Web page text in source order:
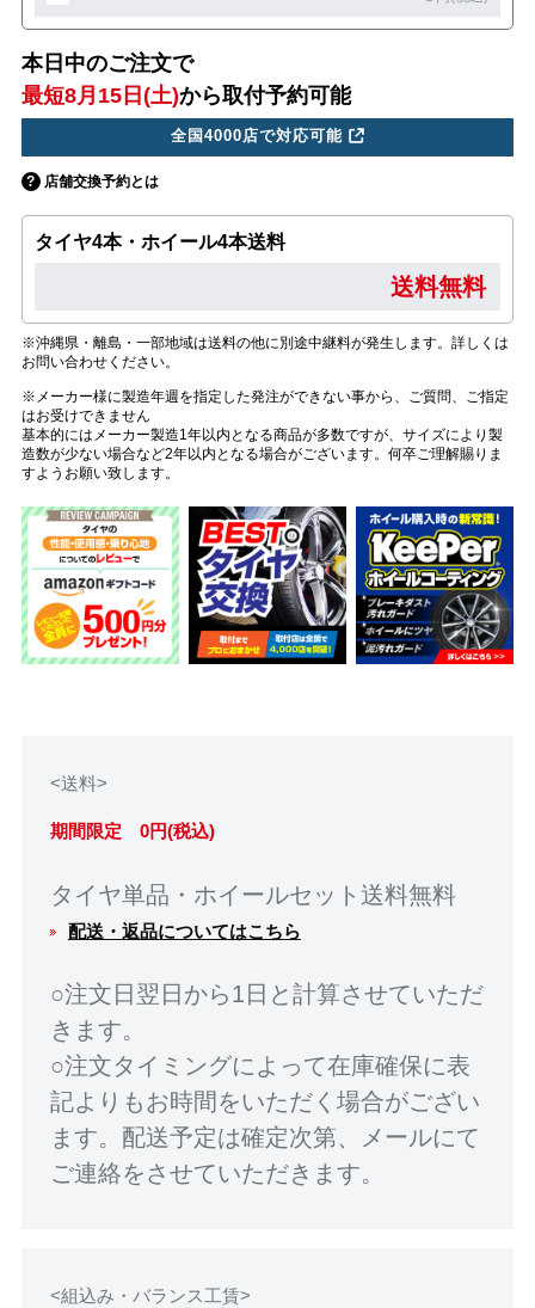
本日中のご注文で
最短8月15日(土)から取付予約可能
全国4000店で対応可能
店舗交換予約とは
タイヤ4本・ホイール4本送料
送料無料
※沖縄県・離島・一部地域は送料の他に別途中継料が発生します。詳しくは
お問い合わせください。
※メーカー様に製造年週を指定した発注ができない事から、ご質問、ご指定
はお受けできません
基本的にはメーカー製造1年以内となる商品が多数ですが、サイズにより製
造数が少ない場合など2年以内となる場合がございます。何卒ご理解賜りま
すようお願い致します。
<送料>
期間限定 0円(税込)
タイヤ単品・ホイールセット送料無料
配送・返品についてはこちら
○注文日翌日から1日と計算させていただ
きます。
○注文タイミングによって在庫確保に表
記よりもお時間をいただく場合がござい
ます。配送予定は確定次第、メールにて
ご連絡をさせていただきます。
<組込み・バランス工賃>